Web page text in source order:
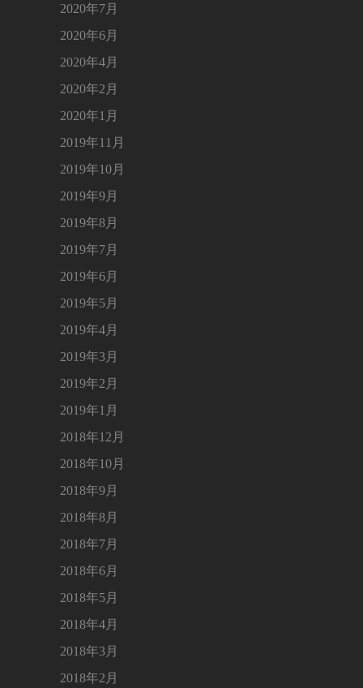
2020年7月
2020年6月
2020年4月
2020年2月
2020年1月
2019年11月
2019年10月
2019年9月
2019年8月
2019年7月
2019年6月
2019年5月
2019年4月
2019年3月
2019年2月
2019年1月
2018年12月
2018年10月
2018年9月
2018年8月
2018年7月
2018年6月
2018年5月
2018年4月
2018年3月
2018年2月